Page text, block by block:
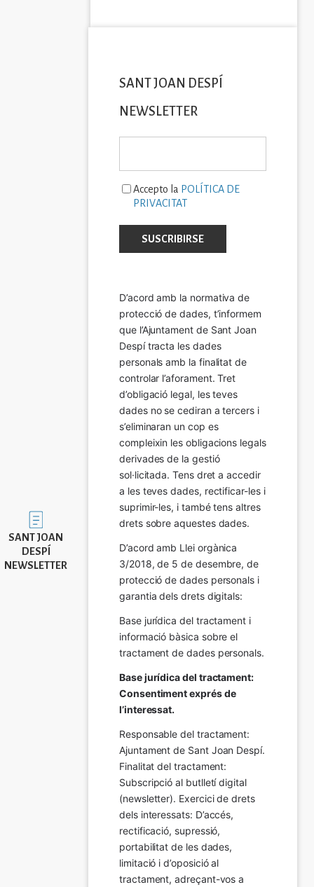
Imatge
SANT JOAN
DESPÍ
NEWSLETTER
SANT JOAN DESPÍ
NEWSLETTER
Accepto la POLÍTICA DE
PRIVACITAT
D’acord amb la normativa de
protecció de dades, t’informem
que l’Ajuntament de Sant Joan
Despí tracta les dades
personals amb la finalitat de
controlar l’aforament. Tret
d’obligació legal, les teves
dades no se cediran a tercers i
s’eliminaran un cop es
compleixin les obligacions legals
derivades de la gestió
sol·licitada. Tens dret a accedir
a les teves dades, rectificar-les i
suprimir-les, i també tens altres
drets sobre aquestes dades.
D’acord amb Llei orgànica
3/2018, de 5 de desembre, de
protecció de dades personals i
garantia dels drets digitals:
Base jurídica del tractament i
informació bàsica sobre el
tractament de dades personals.
Base jurídica del tractament:
Consentiment exprés de
l’interessat.
Responsable del tractament:
Ajuntament de Sant Joan Despí.
Finalitat del tractament:
Subscripció al butlletí digital
(newsletter). Exercici de drets
dels interessats: D’accés,
rectificació, supressió,
portabilitat de les dades,
limitació i d’oposició al
tractament, adreçant-vos a